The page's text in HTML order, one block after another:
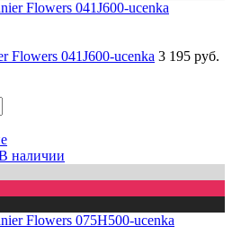
Flowers 041J600-ucenka 3 195 руб.
наличии